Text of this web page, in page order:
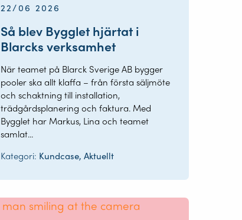
22/06 2026
Så blev Bygglet hjärtat i
Blarcks verksamhet
När teamet på Blarck Sverige AB bygger
pooler ska allt klaffa – från första säljmöte
och schaktning till installation,
trädgårdsplanering och faktura. Med
Bygglet har Markus, Lina och teamet
samlat...
Kategori: Kundcase, Aktuellt